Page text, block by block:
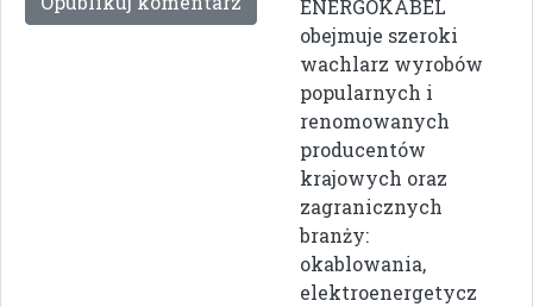
ENERGOKABEL
obejmuje szeroki
wachlarz wyrobów
popularnych i
renomowanych
producentów
krajowych oraz
zagranicznych
branży:
okablowania,
elektroenergetycz